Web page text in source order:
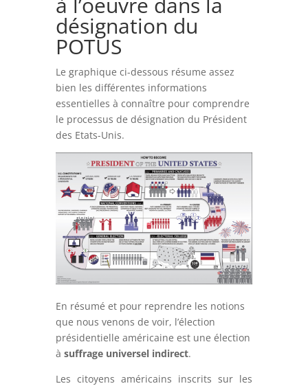
désignation du
POTUS
Le graphique ci-dessous résume assez
bien les différentes informations
essentielles à connaître pour comprendre
le processus de désignation du Président
des Etats-Unis.
En résumé et pour reprendre les notions
que nous venons de voir, l’élection
présidentielle américaine est une élection
à suffrage universel indirect.
Les citoyens américains inscrits sur les